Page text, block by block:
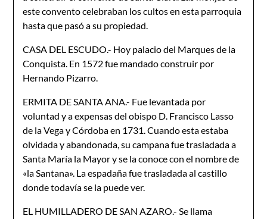
este convento celebraban los cultos en esta parroquia
hasta que pasó a su propiedad.
CASA DEL ESCUDO.- Hoy palacio del Marques de la
Conquista. En 1572 fue mandado construir por
Hernando Pizarro.
ERMITA DE SANTA ANA.- Fue levantada por
voluntad y a expensas del obispo D. Francisco Lasso
de la Vega y Córdoba en 1731. Cuando esta estaba
olvidada y abandonada, su campana fue trasladada a
Santa María la Mayor y se la conoce con el nombre de
«la Santana». La espadaña fue trasladada al castillo
donde todavía se la puede ver.
EL HUMILLADERO DE SAN AZARO.- Se llama